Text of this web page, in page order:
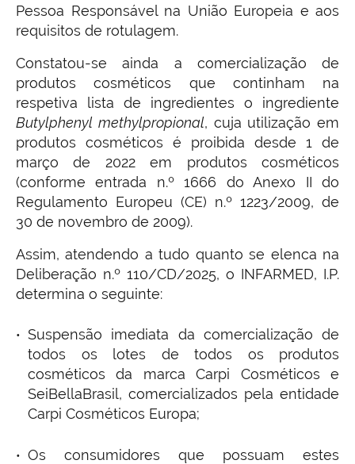
Pessoa Responsável na União Europeia e aos
requisitos de rotulagem.
Constatou-se ainda a comercialização de
produtos cosméticos que continham na
respetiva lista de ingredientes o ingrediente
Butylphenyl methylpropional, cuja utilização em
produtos cosméticos é proibida desde 1 de
março de 2022 em produtos cosméticos
(conforme entrada n.º 1666 do Anexo II do
Regulamento Europeu (CE) n.º 1223/2009, de
30 de novembro de 2009).
Assim, atendendo a tudo quanto se elenca na
Deliberação n.º 110/CD/2025, o INFARMED, I.P.
determina o seguinte:
Suspensão imediata da comercialização de
todos os lotes de todos os produtos
cosméticos da marca Carpi Cosméticos e
SeiBellaBrasil, comercializados pela entidade
Carpi Cosméticos Europa;
Os consumidores que possuam estes